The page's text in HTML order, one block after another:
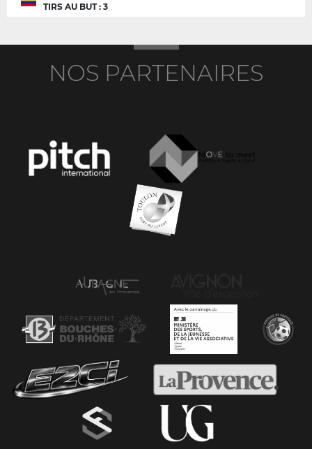
TIRS AU BUT : 3
NOS PARTENAIRES